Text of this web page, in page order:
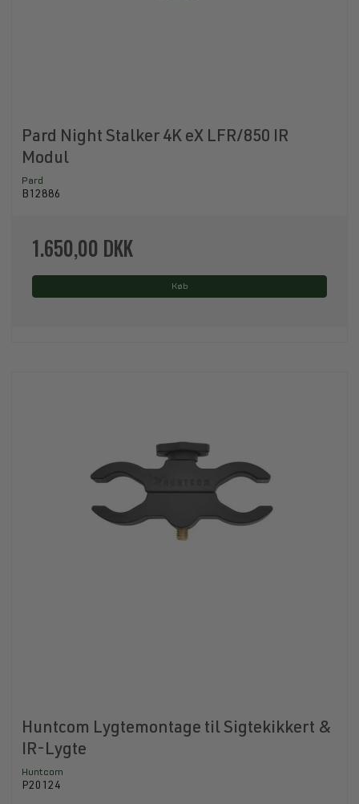
Pard Night Stalker 4K eX LFR/850 IR
Modul
Pard
B12886
1.650,00 DKK
Køb
Huntcom Lygtemontage til Sigtekikkert &
IR-Lygte
Huntcom
P20124